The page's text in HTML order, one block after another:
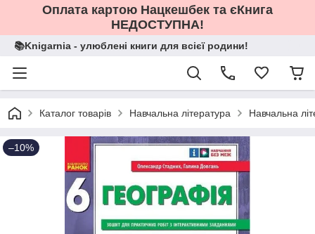
Оплата картою Нацкешбек та єКнига
НЕДОСТУПНА!
📚Knigarnia - улюблені книги для всієї родини!
Каталог товарів Навчальна література Навчальна
–10%